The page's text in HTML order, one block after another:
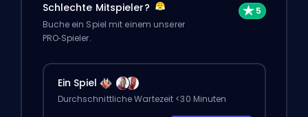
Schlechte Mitspieler?
Buche ein Spiel mit einem unserer
PRO‑Spieler.
Ein Spiel
Durchschnittliche Wartezeit <30 Minuten